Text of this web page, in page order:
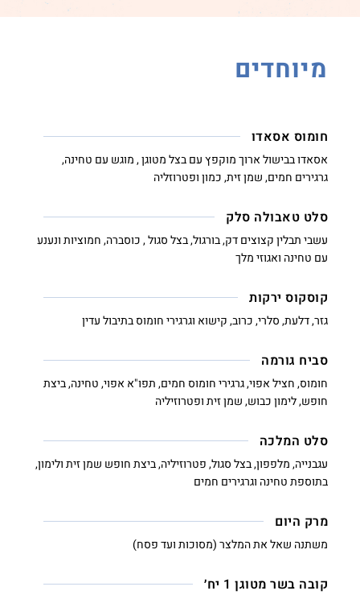
מיוחדים
חומוס אסאדו
אסאדו בבישול ארוך מוקפץ עם בצל מטוגן , מוגש עם טחינה,
גרגירים חמים, שמן זית, כמון ופטרוזליה
סלט טאבולה סלק
עשבי תבלין קצוצים דק, בורגול, בצל סגול , כוסברה, חמוציות ונענע
עם טחינה ואגוזי מלך
קוסקוס ירקות
גזר, דלעת, סלרי, כרוב, קישוא וגרגירי חומוס בתיבול עדין
סביח גורמה
חומוס, חציל אפוי, גרגירי חומוס חמים, תפו"א אפוי, טחינה, ביצת
חופש, לימון כבוש, שמן זית ופטרוזיליה
סלט המלכה
עגבנייה, מלפפון, בצל סגול, פטרוזיליה, ביצת חופש שמן זית ולימון,
בתוספת טחינה וגרגירים חמים
מרק היום
משתנה שאל את המלצר (מסוכות ועד פסח)
קובה בשר מטוגן 1 יח׳